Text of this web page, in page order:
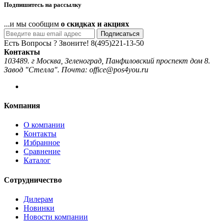
Подпишитесь на рассылку
...и мы сообщим о скидках и акциях
Подписаться
Есть Вопросы ? Звоните! 8(495)221-13-50
Контакты
103489. г Москва, Зеленоград, Панфиловский проспект дом 8.
Завод "Стелла". Почта: office@pos4you.ru
Компания
О компании
Контакты
Избранное
Сравнение
Каталог
Сотрудничество
Дилерам
Новинки
Новости компании